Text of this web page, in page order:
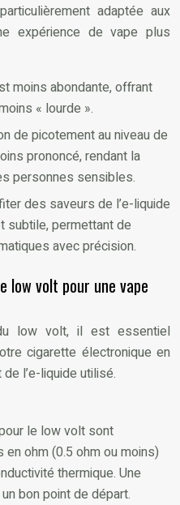
adaptée aux
expérience de vape plus
moins abondante, offrant
« lourde ».
de picotement au niveau de
prononcé, rendant la
personnes sensibles.
des saveurs de l’e-liquide
subtile, permettant de
avec précision.
low volt pour une vape
low volt, il est essentiel
cigarette électronique en
l’e-liquide utilisé.
le low volt sont
ohm (0.5 ohm ou moins)
thermique. Une
bon point de départ.